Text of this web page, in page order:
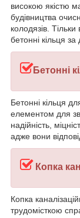
високою якістю
будівництва
колодязів.
бетонні кільця
Бетонні
Бетонні кільця
елементом для
надійність,
адже вони
Копка
Копка
трудомісткою